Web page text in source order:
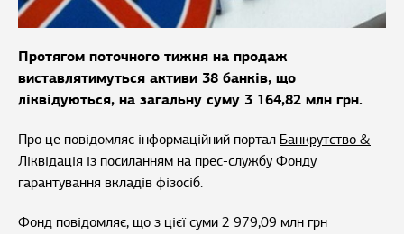
Протягом поточного тижня на продаж
виставлятимуться активи 38 банків, що
ліквідуються, на загальну суму 3 164,82 млн грн.
Про це повідомляє інформаційний портал Банкрутство &
Ліквідація із посиланням на прес-службу Фонду
гарантування вкладів фізосіб.
Фонд повідомляє, що з цієї суми 2 979,09 млн грн